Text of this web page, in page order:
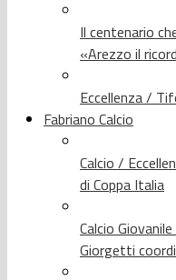
Il centenario
«Arezzo il
Eccellenza /
Fabriano Calcio
Calcio /
di Coppa Italia
Calcio
Giorgetti